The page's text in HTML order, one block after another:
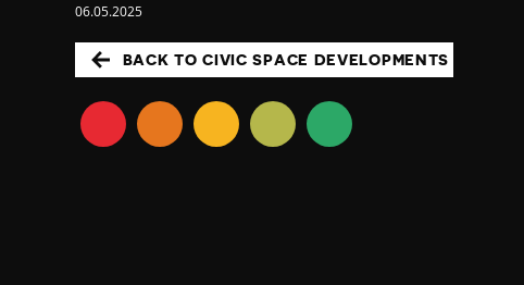
06.05.2025
BACK TO CIVIC SPACE DEVELOPMENTS